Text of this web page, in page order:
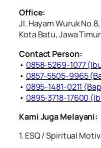
Office:
Jl. Hayam Wuruk
Kota Batu, Jawa
Contact Person:
• 0858-5269-1077
• 0857-5505-9965
• ⁠ 0895-1481-0211
• 0895-3718-17600
Kami Juga Melayani:
1. ESQ / Spiritual